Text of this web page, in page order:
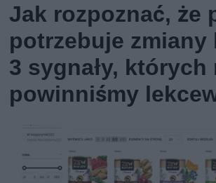
Jak rozpoznać, że
potrzebuje zmiany
3 sygnały, których
powinniśmy